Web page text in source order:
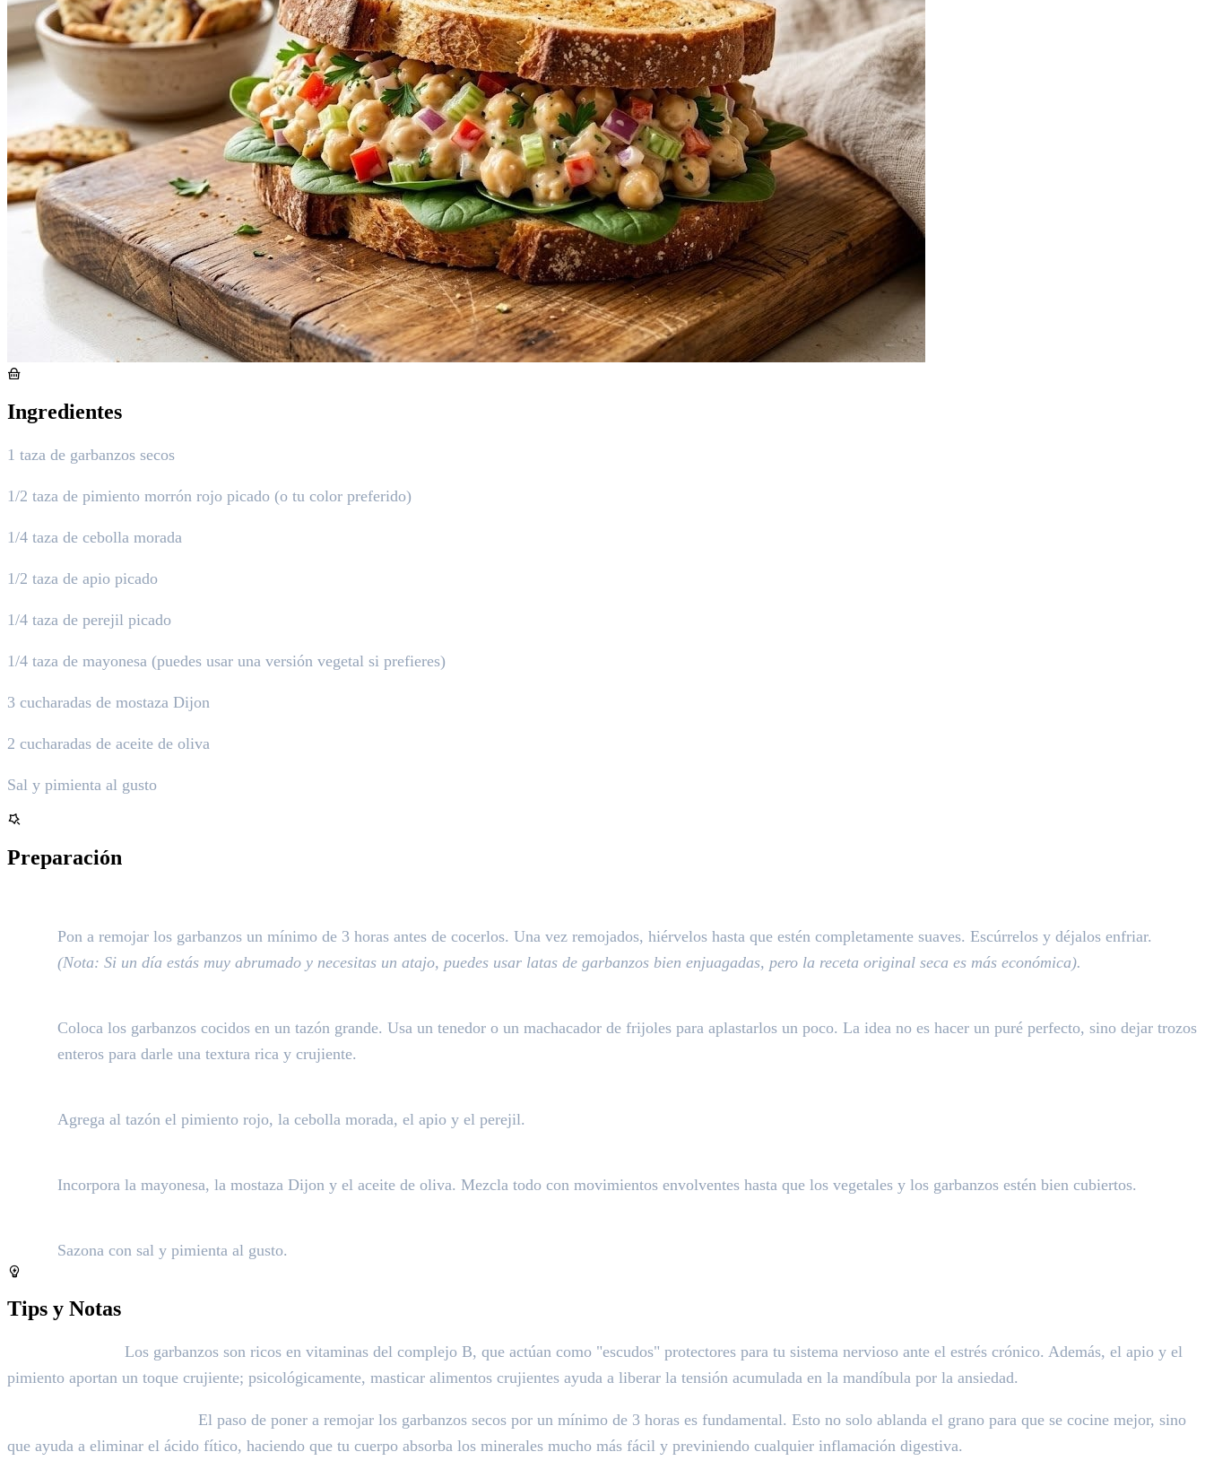
Ingredientes
1 taza de garbanzos secos
1/2 taza de pimiento morrón rojo picado (o tu color preferido)
1/4 taza de cebolla morada
1/2 taza de apio picado
1/4 taza de perejil picado
1/4 taza de mayonesa (puedes usar una versión vegetal si prefieres)
3 cucharadas de mostaza Dijon
2 cucharadas de aceite de oliva
Sal y pimienta al gusto
Preparación
Pon a remojar los garbanzos un mínimo de 3 horas antes de cocerlos. Una vez remojados, hiérvelos hasta que estén completamente suaves. Escúrrelos y déjalos enfriar.
(Nota: Si un día estás muy abrumado y necesitas un atajo, puedes usar latas de garbanzos bien enjuagadas, pero la receta original seca es más económica).
Coloca los garbanzos cocidos en un tazón grande. Usa un tenedor o un machacador de frijoles para aplastarlos un poco. La idea no es hacer un puré perfecto, sino dejar trozos
enteros para darle una textura rica y crujiente.
Agrega al tazón el pimiento rojo, la cebolla morada, el apio y el perejil.
Incorpora la mayonesa, la mostaza Dijon y el aceite de oliva. Mezcla todo con movimientos envolventes hasta que los vegetales y los garbanzos estén bien cubiertos.
Sazona con sal y pimienta al gusto.
Tips y Notas
Los garbanzos son ricos en vitaminas del complejo B, que actúan como "escudos" protectores para tu sistema nervioso ante el estrés crónico. Además, el apio y el
pimiento aportan un toque crujiente; psicológicamente, masticar alimentos crujientes ayuda a liberar la tensión acumulada en la mandíbula por la ansiedad.
El paso de poner a remojar los garbanzos secos por un mínimo de 3 horas es fundamental. Esto no solo ablanda el grano para que se cocine mejor, sino
que ayuda a eliminar el ácido fítico, haciendo que tu cuerpo absorba los minerales mucho más fácil y previniendo cualquier inflamación digestiva.